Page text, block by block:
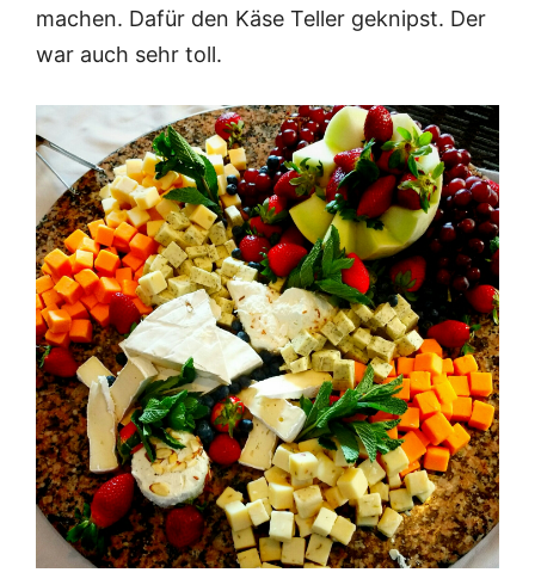
machen. Dafür den Käse Teller geknipst. Der
war auch sehr toll.